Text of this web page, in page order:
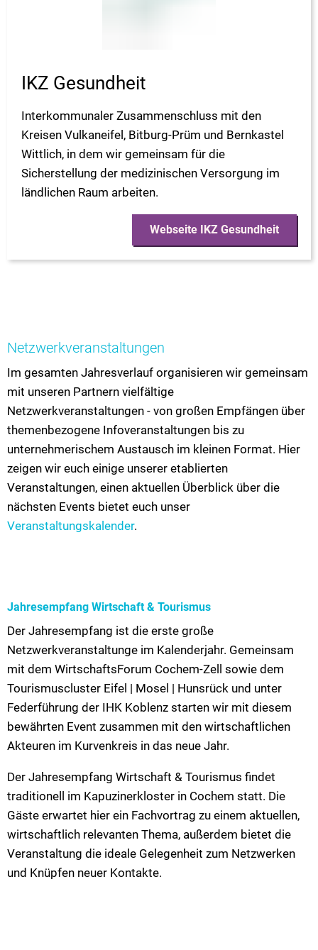
IKZ Gesundheit
Interkommunaler Zusammenschluss mit den
Kreisen Vulkaneifel, Bitburg-Prüm und Bernkastel
Wittlich, in dem wir gemeinsam für die
Sicherstellung der medizinischen Versorgung im
ländlichen Raum arbeiten.
Webseite IKZ Gesundheit
Netzwerkveranstaltungen
Im gesamten Jahresverlauf organisieren wir gemeinsam
mit unseren Partnern vielfältige
Netzwerkveranstaltungen - von großen Empfängen über
themenbezogene Infoveranstaltungen bis zu
unternehmerischem Austausch im kleinen Format. Hier
zeigen wir euch einige unserer etablierten
Veranstaltungen, einen aktuellen Überblick über die
nächsten Events bietet euch unser
Veranstaltungskalender.
Jahresempfang Wirtschaft & Tourismus
Der Jahresempfang ist die erste große
Netzwerkveranstaltunge im Kalenderjahr. Gemeinsam
mit dem WirtschaftsForum Cochem-Zell sowie dem
Tourismuscluster Eifel | Mosel | Hunsrück und unter
Federführung der IHK Koblenz starten wir mit diesem
bewährten Event zusammen mit den wirtschaftlichen
Akteuren im Kurvenkreis in das neue Jahr.
Der Jahresempfang Wirtschaft & Tourismus findet
traditionell im Kapuzinerkloster in Cochem statt. Die
Gäste erwartet hier ein Fachvortrag zu einem aktuellen,
wirtschaftlich relevanten Thema, außerdem bietet die
Veranstaltung die ideale Gelegenheit zum Netzwerken
und Knüpfen neuer Kontakte.